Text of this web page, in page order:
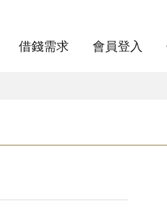
借錢需求 會員登入